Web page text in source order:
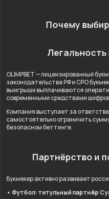
Почему
OLIMPBET — лицензированный
законодательства РФ и СРО
выигрыши выплачиваются
современными средствами
Компания выступает за
самостоятельно ограничить
безопасном беттинге.
Партнёрство и
Букмекер активно развивает
• Футбол: титульный партнёр